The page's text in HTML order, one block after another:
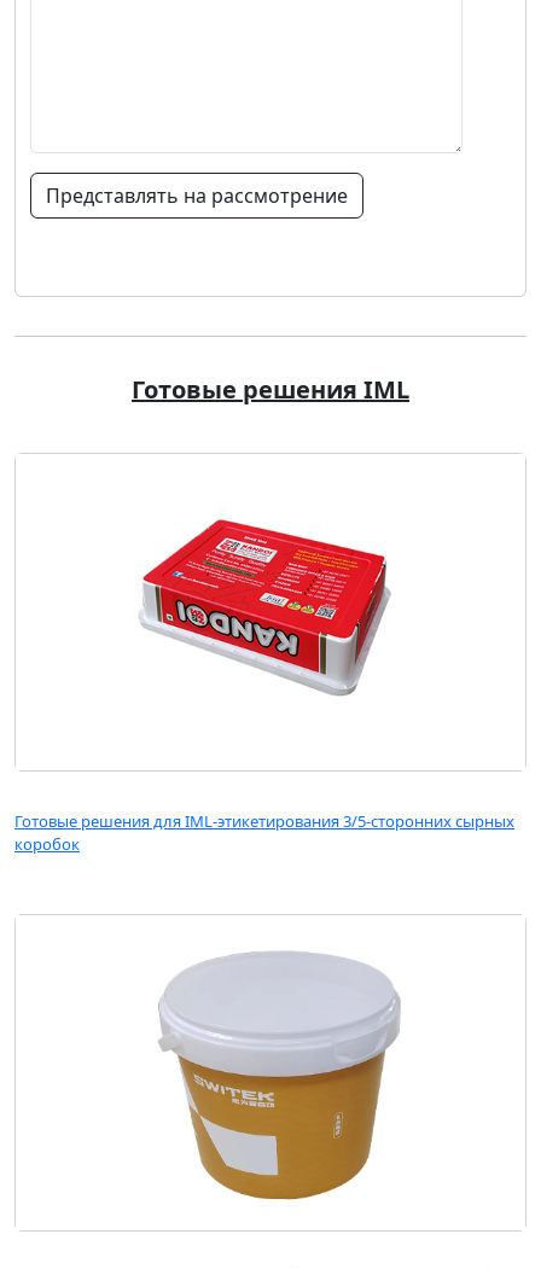
Представлять на рассмотрение
Готовые решения IML
Готовые решения для IML-этикетирования 3/5-сторонних сырных
коробок